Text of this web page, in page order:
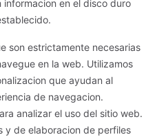
en el disco duro
son estrictamente necesarias
en la web. Utilizamos
que ayudan al
de navegacion.
analizar el uso del sitio web.
y de elaboracion de perfiles